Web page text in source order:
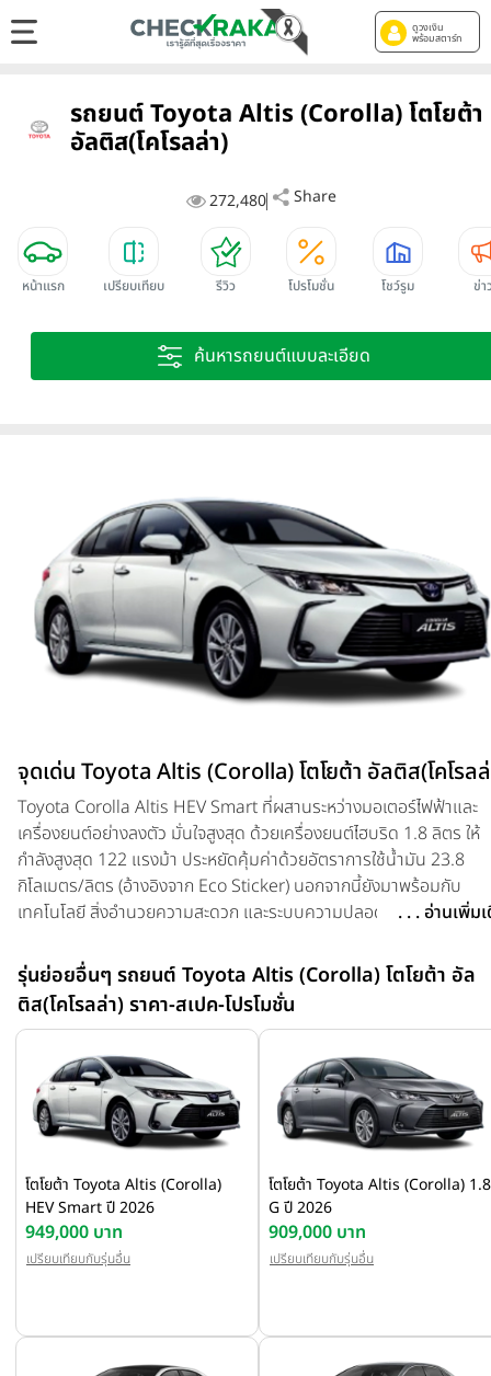
ดูวงเงิน
พร้อมสตาร์ท
รถยนต์ Toyota Altis (Corolla) โตโยต้า
อัลติส(โคโรลล่า)
272,480 Share
หน้าแรก เปรียบเทียบ รีวิว โปรโมชั่น โชว์รูม ข่า
ค้นหารถยนต์แบบละเอียด
จุดเด่น Toyota Altis (Corolla) โตโยต้า อัลติส(โคโรล
Toyota Corolla Altis HEV Smart ที่ผสานระหว่างมอเตอร์ไฟฟ้าและ
เครื่องยนต์อย่างลงตัว มั่นใจสูงสุด ด้วยเครื่องยนต์ไฮบริด 1.8 ลิตร ให้
กำลังสูงสุด 122 แรงม้า ประหยัดคุ้มค่าด้วยอัตราการใช้น้ำมัน 23.8
กิโลเมตร/ลิตร (อ้างอิงจาก Eco Sticker) นอกจากนี้ยังมาพร้อมกับ
เทคโนโลยี สิ่งอำนวยความสะดวก และระบบความปลอดภัยระดับโลก
เบรกมือแบบไฟฟ้าพร้อมระบบหน่วงเบรกอัตโนมัติ (Auto Brake
ระบบควบคุมความเร็วอัตโนมัติ Dynamic Radar Cruise Control
All-Speed ระบบความปลอดภัยก่อนการชน (PCS) และ ระบบเตือนเมื่อ
ออกนอกเลนพร้อมหน่วงกลับอัตโนมัติ (LDA)
. . . อ่านเพิ่ม
รุ่นย่อยอื่นๆ รถยนต์ Toyota Altis (Corolla) โตโยต้า อัล
ติส(โคโรลล่า) ราคา-สเปค-โปรโมชั่น
โตโยต้า Toyota Altis (Corolla)
HEV Smart ปี 2026
949,000 บาท
เปรียบเทียบกับรุ่นอื่น
โตโยต้า Toyota Altis (Corolla) 1.8
G ปี 2026
909,000 บาท
เปรียบเทียบกับรุ่นอื่น